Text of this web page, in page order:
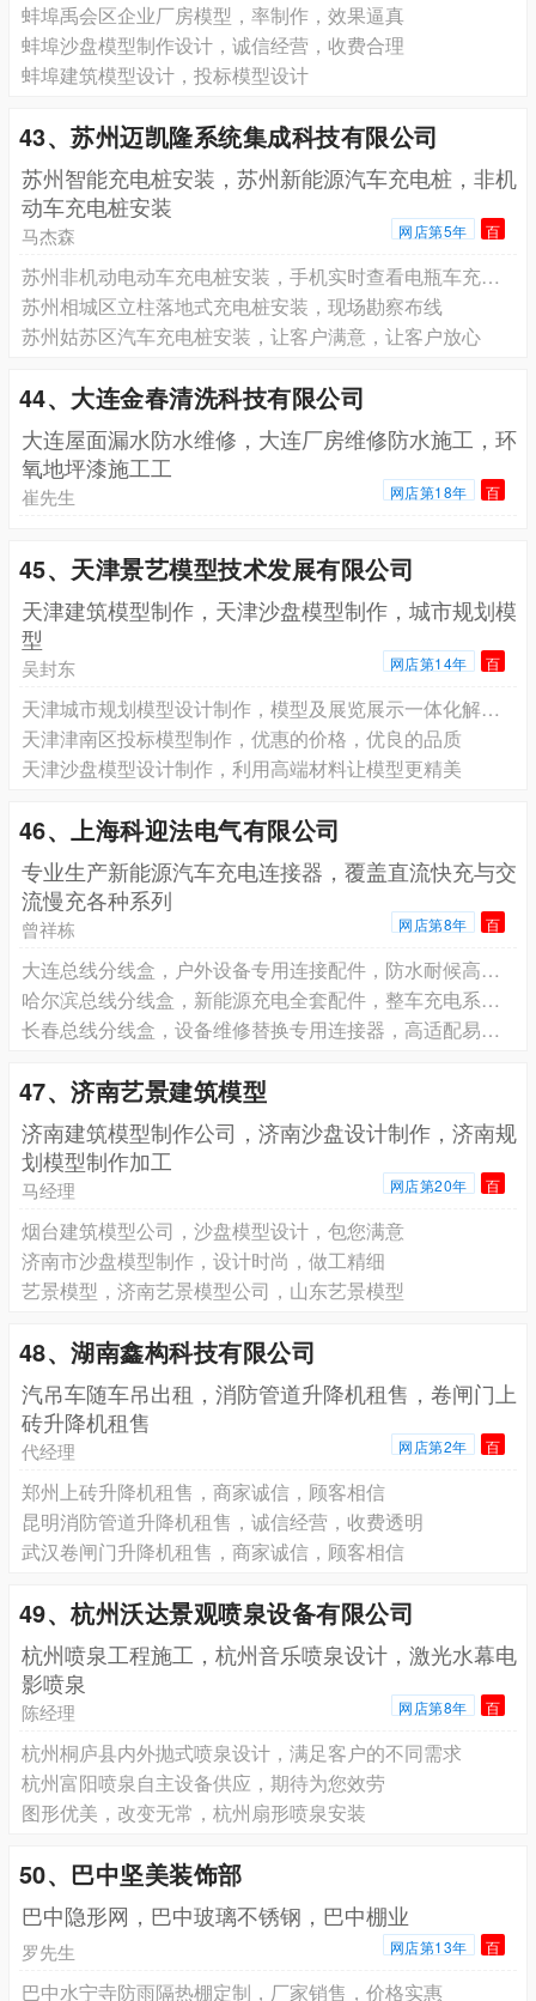
蚌埠禹会区企业厂房模型，率制作，效果逼真
蚌埠沙盘模型制作设计，诚信经营，收费合理
蚌埠建筑模型设计，投标模型设计
43、苏州迈凯隆系统集成科技有限公司
苏州智能充电桩安装，苏州新能源汽车充电桩，非机
动车充电桩安装
马杰森 网店第5年 百
苏州非机动电动车充电桩安装，手机实时查看电瓶车充电状态
苏州相城区立柱落地式充电桩安装，现场勘察布线
苏州姑苏区汽车充电桩安装，让客户满意，让客户放心
44、大连金春清洗科技有限公司
大连屋面漏水防水维修，大连厂房维修防水施工，环
氧地坪漆施工工
崔先生 网店第18年 百
45、天津景艺模型技术发展有限公司
天津建筑模型制作，天津沙盘模型制作，城市规划模
型
吴封东 网店第14年 百
天津城市规划模型设计制作，模型及展览展示一体化解决方案
天津津南区投标模型制作，优惠的价格，优良的品质
天津沙盘模型设计制作，利用高端材料让模型更精美
46、上海科迎法电气有限公司
专业生产新能源汽车充电连接器，覆盖直流快充与交
流慢充各种系列
曾祥栋 网店第8年 百
大连总线分线盒，户外设备专用连接配件，防水耐候高稳定
哈尔滨总线分线盒，新能源充电全套配件，整车充电系统配套
长春总线分线盒，设备维修替换专用连接器，高适配易安装
47、济南艺景建筑模型
济南建筑模型制作公司，济南沙盘设计制作，济南规
划模型制作加工
马经理 网店第20年 百
烟台建筑模型公司，沙盘模型设计，包您满意
济南市沙盘模型制作，设计时尚，做工精细
艺景模型，济南艺景模型公司，山东艺景模型
48、湖南鑫构科技有限公司
汽吊车随车吊出租，消防管道升降机租售，卷闸门上
砖升降机租售
代经理 网店第2年 百
郑州上砖升降机租售，商家诚信，顾客相信
昆明消防管道升降机租售，诚信经营，收费透明
武汉卷闸门升降机租售，商家诚信，顾客相信
49、杭州沃达景观喷泉设备有限公司
杭州喷泉工程施工，杭州音乐喷泉设计，激光水幕电
影喷泉
陈经理 网店第8年 百
杭州桐庐县内外抛式喷泉设计，满足客户的不同需求
杭州富阳喷泉自主设备供应，期待为您效劳
图形优美，改变无常，杭州扇形喷泉安装
50、巴中坚美装饰部
巴中隐形网，巴中玻璃不锈钢，巴中棚业
罗先生 网店第13年 百
巴中水宁寺防雨隔热棚定制，厂家销售，价格实惠